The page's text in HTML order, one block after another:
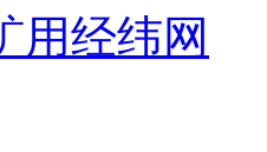
用经纬网